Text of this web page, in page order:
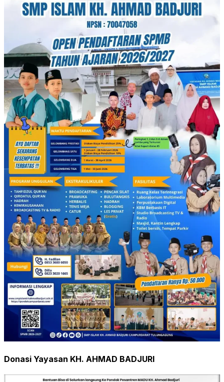
Donasi Yayasan KH. AHMAD BADJURI